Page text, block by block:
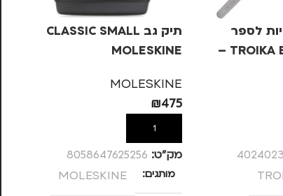
לספר
TROIKA BOOKMARKS –
תיק גב CLASSIC SMALL
MOLESKINE
MOLESKINE
₪475
הוספה לסל
מק”ט: 8058647625256
מותגים MOLESKINE